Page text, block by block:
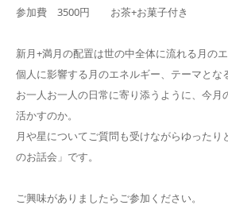
参加費 3500円 お茶+お菓子付き
新月+満月の配置は世の中全体に流れる月の
個人に影響する月のエネルギー、テーマとな
お一人お一人の日常に寄り添うように、今月
活かすのか。
月や星についてご質問も受けながらゆったり
のお話会」です。
ご興味がありましたらご参加ください。